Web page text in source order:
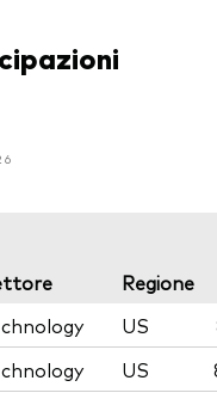
Regione
US
US